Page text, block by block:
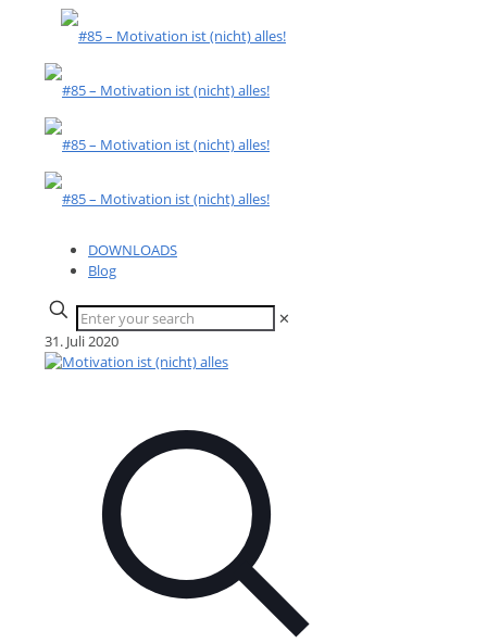
DOWNLOADS
Blog
✕
31. Juli 2020